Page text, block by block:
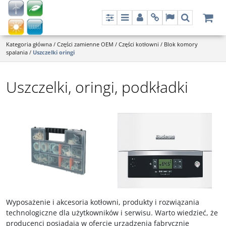
PanelMenuPanelInfoLangSzukaj
Kategoria główna / Części zamienne OEM / Części kotłowni / Blok komory
spalania / Uszczelki oringi
Uszczelki, oringi, podkładki
Wyposażenie i akcesoria kotłowni, produkty i rozwiązania
technologiczne dla użytkowników i serwisu. Warto wiedzieć, że
producenci posiadają w ofercie urządzenia fabrycznie